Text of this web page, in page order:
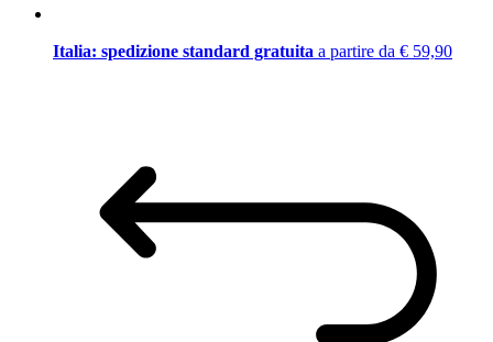
Italia: spedizione standard gratuita a partire da € 59,90